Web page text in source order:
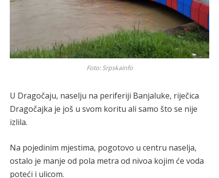
Foto: Srpskainfo
U Dragočaju, naselju na periferiji Banjaluke, riječica
Dragočajka je još u svom koritu ali samo što se nije
izlila.
Na pojedinim mjestima, pogotovo u centru naselja,
ostalo je manje od pola metra od nivoa kojim će voda
poteći i ulicom.